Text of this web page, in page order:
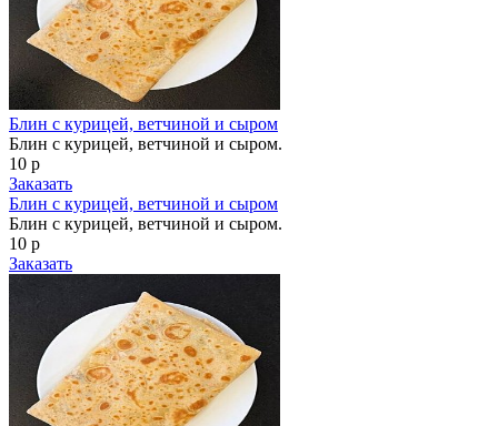
Блин с курицей, ветчиной и сыром
Блин с курицей, ветчиной и сыром.
10 р
Заказать
Блин с курицей, ветчиной и сыром
Блин с курицей, ветчиной и сыром.
10 р
Заказать